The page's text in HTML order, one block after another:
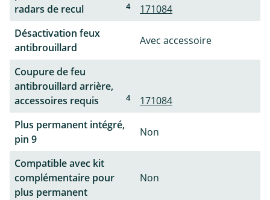
radars de recul
4
171084
Désactivation feux
antibrouillard
Avec accessoire
Coupure de feu
antibrouillard arrière,
accessoires requis
4
171084
Plus permanent intégré,
pin 9
Non
Compatible avec kit
complémentaire pour
plus permanent
Non